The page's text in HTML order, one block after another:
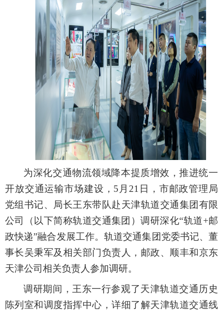
为深化交通物流领域降本提质增效，推进统一
开放交通运输市场建设， 5 月 21 日，市邮政管理局
党组书记、局长王东带队赴天津轨道交通集团有限
公司
（以下简称轨道交通集团）调研深化“轨道+邮
政快递”融合发展工作。轨道交通集团党委书记、董
事长吴秉军及相关部门负责人 ， 邮政、 顺丰和京东
天津公司相关负责人参加调研。
调研期间，王东一行参观了天津轨道交通历史
陈列室和调度指挥中心 ，详细了解天津轨道交通线